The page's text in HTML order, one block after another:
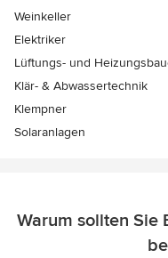
Weinkeller
Elektriker
Lüftungs- und
Klär- & Abwassertechnik
Klempner
Solaranlagen
Warum sollten Sie